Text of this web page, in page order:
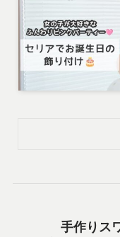
手作りス